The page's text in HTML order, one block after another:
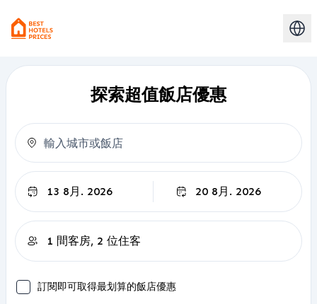
探索超值飯店優惠
訂閱即可取得最划算的飯店優惠